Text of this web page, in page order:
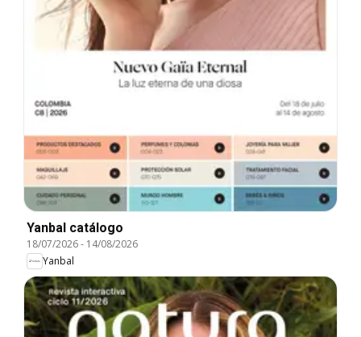
Yanbal catálogo
18/07/2026- 14/08/2026
Yanbal